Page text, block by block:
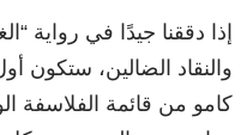
إذا دققنا جيدًا في رواية
والنقاد الضالين، ستكون
كامو من قائمة الفلاسفة